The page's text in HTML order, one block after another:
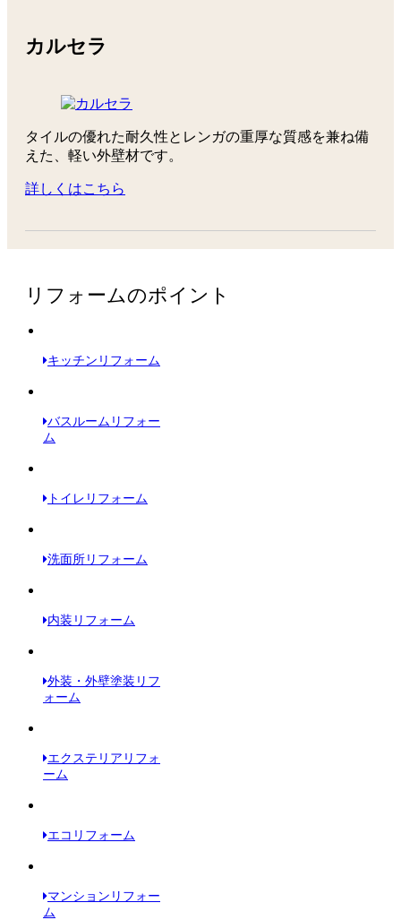
カルセラ
タイルの優れた耐久性とレンガの重厚な質感を兼ね備
えた、軽い外壁材です。
詳しくはこちら
リフォームのポイント
キッチンリフォーム
バスルームリフォー
ム
トイレリフォーム
洗面所リフォーム
内装リフォーム
外装・外壁塗装リフ
ォーム
エクステリアリフォ
ーム
エコリフォーム
マンションリフォー
ム